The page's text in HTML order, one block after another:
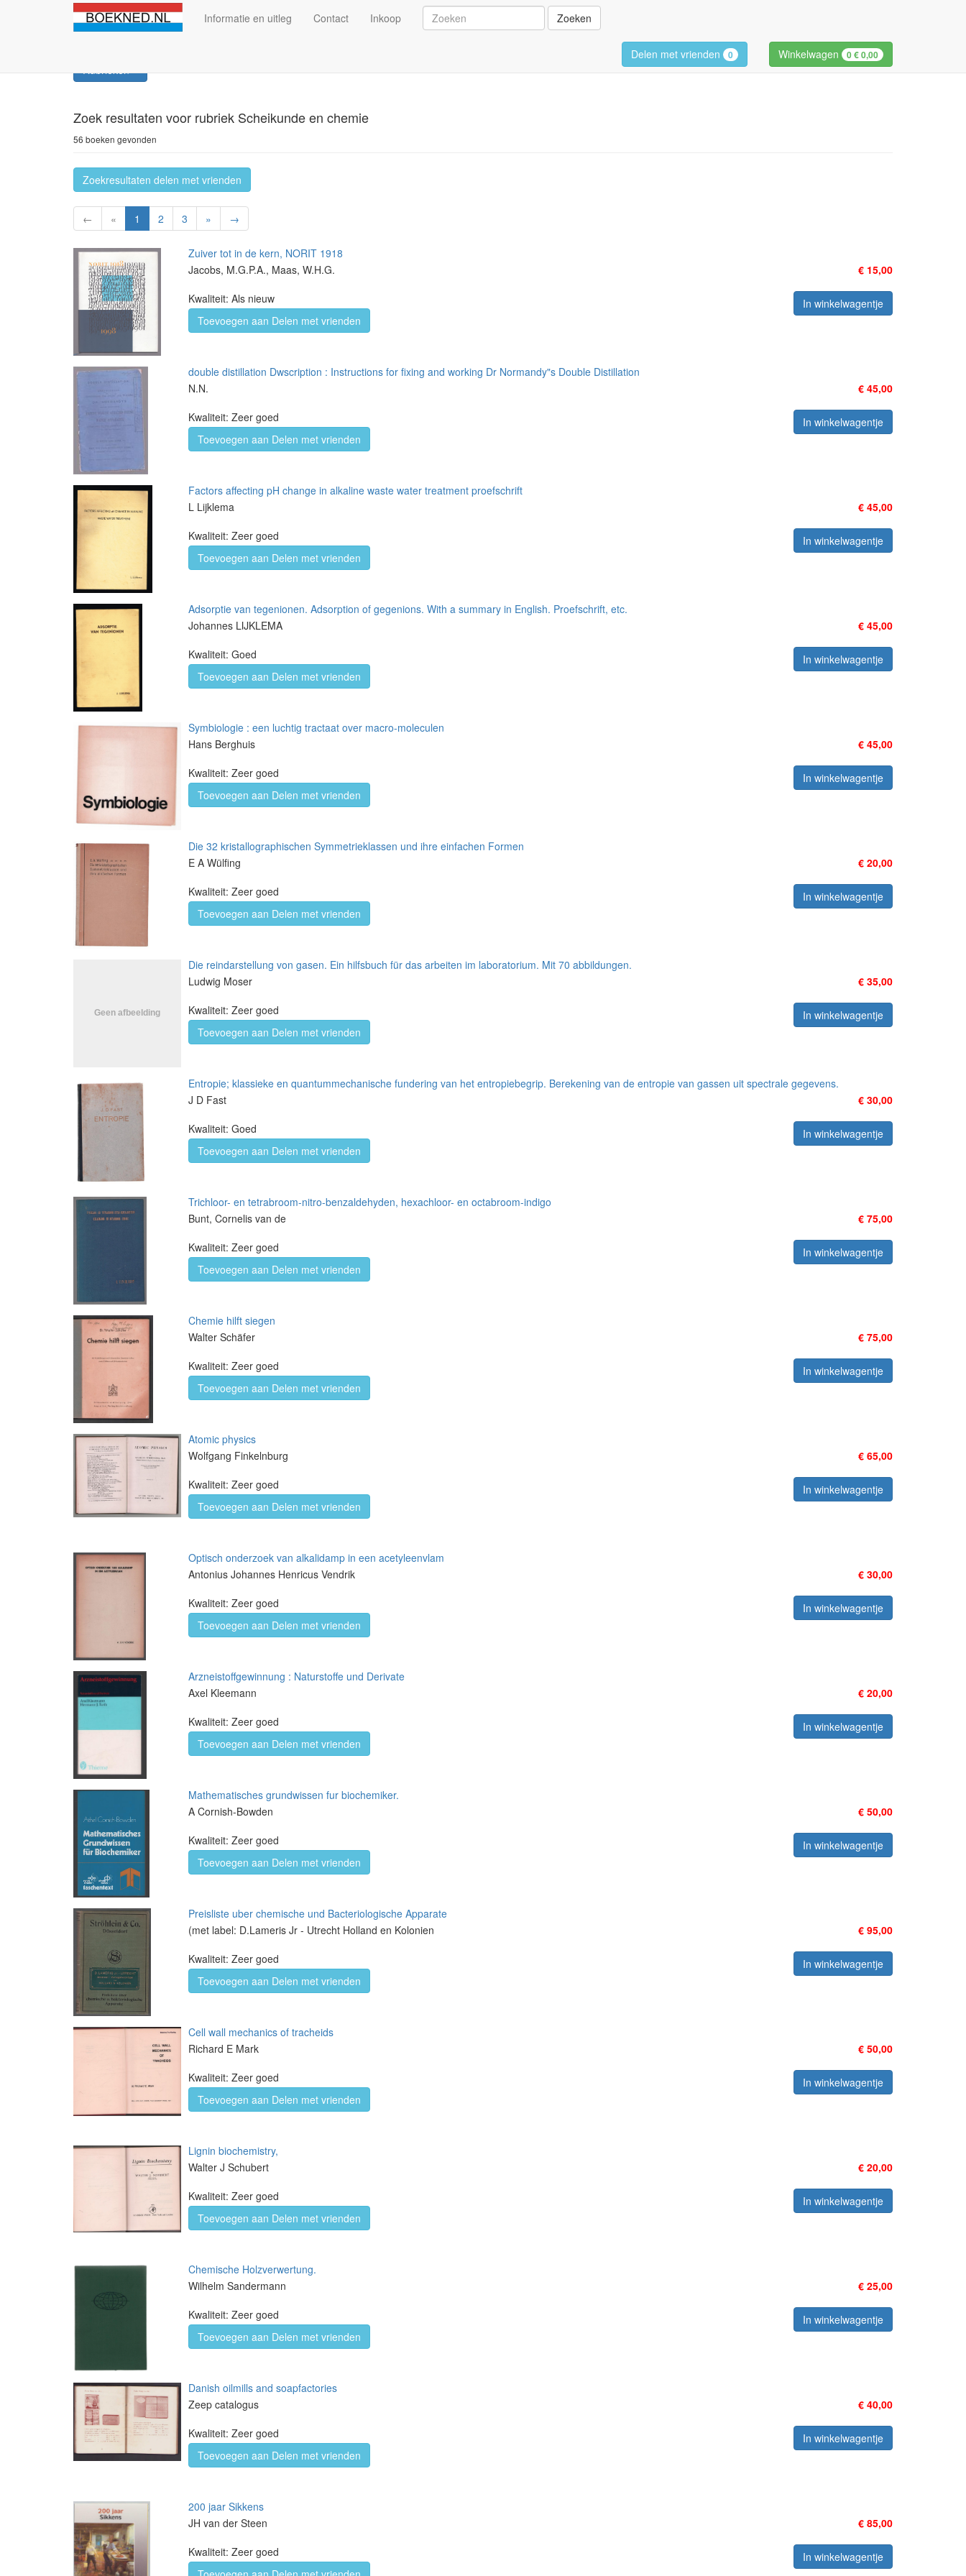
Informatie en uitleg Contact Inkoop Zoeken
Delen met vrienden 0 Winkelwagen 0€ 0,00
Rubrieken
Zoek resultaten voor rubriek Scheikunde en chemie
56 boeken gevonden
Zoekresultaten delen met vrienden
← « 1 2 3 » →
Zuiver tot in de kern, NORIT 1918
Jacobs, M.G.P.A., Maas, W.H.G.
€ 15,00
Kwaliteit: Als nieuw
In winkelwagentje
Toevoegen aan Delen met vrienden
double distillation Dwscription : Instructions for fixing and working Dr Normandy"s Double Distillation
N.N.
€ 45,00
Kwaliteit: Zeer goed
In winkelwagentje
Toevoegen aan Delen met vrienden
Factors affecting pH change in alkaline waste water treatment proefschrift
L Lijklema
€ 45,00
Kwaliteit: Zeer goed
In winkelwagentje
Toevoegen aan Delen met vrienden
Adsorptie van tegenionen. Adsorption of gegenions. With a summary in English. Proefschrift, etc.
Johannes LIJKLEMA
€ 45,00
Kwaliteit: Goed
In winkelwagentje
Toevoegen aan Delen met vrienden
Symbiologie : een luchtig tractaat over macro-moleculen
Hans Berghuis
€ 45,00
Kwaliteit: Zeer goed
In winkelwagentje
Toevoegen aan Delen met vrienden
Die 32 kristallographischen Symmetrieklassen und ihre einfachen Formen
E A Wülfing
€ 20,00
Kwaliteit: Zeer goed
In winkelwagentje
Toevoegen aan Delen met vrienden
Die reindarstellung von gasen. Ein hilfsbuch für das arbeiten im laboratorium. Mit 70 abbildungen.
Ludwig Moser
€ 35,00
Kwaliteit: Zeer goed
In winkelwagentje
Toevoegen aan Delen met vrienden
Entropie; klassieke en quantummechanische fundering van het entropiebegrip. Berekening van de entropie van gassen uit spectrale gegevens.
J D Fast
€ 30,00
Kwaliteit: Goed
In winkelwagentje
Toevoegen aan Delen met vrienden
Trichloor- en tetrabroom-nitro-benzaldehyden, hexachloor- en octabroom-indigo
Bunt, Cornelis van de
€ 75,00
Kwaliteit: Zeer goed
In winkelwagentje
Toevoegen aan Delen met vrienden
Chemie hilft siegen
Walter Schäfer
€ 75,00
Kwaliteit: Zeer goed
In winkelwagentje
Toevoegen aan Delen met vrienden
Atomic physics
Wolfgang Finkelnburg
€ 65,00
Kwaliteit: Zeer goed
In winkelwagentje
Toevoegen aan Delen met vrienden
Optisch onderzoek van alkalidamp in een acetyleenvlam
Antonius Johannes Henricus Vendrik
€ 30,00
Kwaliteit: Zeer goed
In winkelwagentje
Toevoegen aan Delen met vrienden
Arzneistoffgewinnung : Naturstoffe und Derivate
Axel Kleemann
€ 20,00
Kwaliteit: Zeer goed
In winkelwagentje
Toevoegen aan Delen met vrienden
Mathematisches grundwissen fur biochemiker.
A Cornish-Bowden
€ 50,00
Kwaliteit: Zeer goed
In winkelwagentje
Toevoegen aan Delen met vrienden
Preisliste uber chemische und Bacteriologische Apparate
(met label: D.Lameris Jr - Utrecht Holland en Kolonien
€ 95,00
Kwaliteit: Zeer goed
In winkelwagentje
Toevoegen aan Delen met vrienden
Cell wall mechanics of tracheids
Richard E Mark
€ 50,00
Kwaliteit: Zeer goed
In winkelwagentje
Toevoegen aan Delen met vrienden
Lignin biochemistry,
Walter J Schubert
€ 20,00
Kwaliteit: Zeer goed
In winkelwagentje
Toevoegen aan Delen met vrienden
Chemische Holzverwertung.
Wilhelm Sandermann
€ 25,00
Kwaliteit: Zeer goed
In winkelwagentje
Toevoegen aan Delen met vrienden
Danish oilmills and soapfactories
Zeep catalogus
€ 40,00
Kwaliteit: Zeer goed
In winkelwagentje
Toevoegen aan Delen met vrienden
200 jaar Sikkens
JH van der Steen
€ 85,00
Kwaliteit: Zeer goed
In winkelwagentje